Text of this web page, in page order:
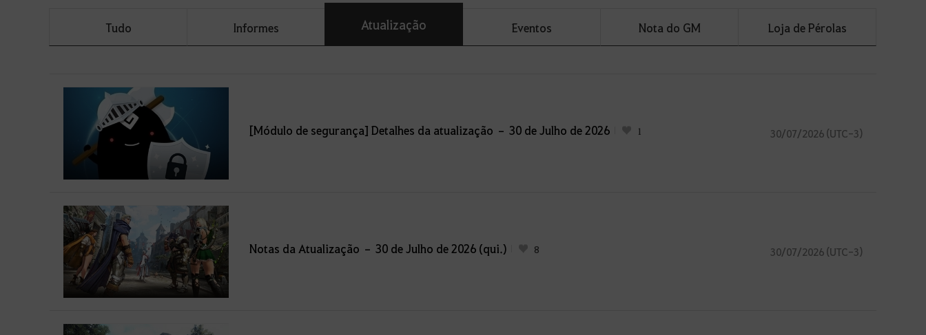
Tudo Informes Atualização Eventos Nota do GM Loja de Pérolas
[Módulo de segurança] Detalhes da atualização – 30 de Julho de 2026 1 30/07/2026 (UTC-3)
Notas da Atualização – 30 de Julho de 2026 (qui.) 8 30/07/2026 (UTC-3)